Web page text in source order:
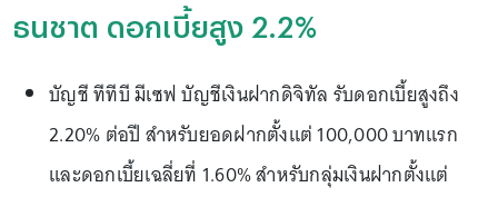
ธนชาต ดอกเบี้ยสูง 2.2%
บัญชี ทีทีบี มีเซฟ บัญชีเงินฝากดิจิทัล รับดอกเบี้ยสูงถึง
2.20% ต่อปี สำหรับยอดฝากตั้งแต่ 100,000 บาทแรก
และดอกเบี้ยเฉลี่ยที่ 1.60% สำหรับกลุ่มเงินฝากตั้งแต่